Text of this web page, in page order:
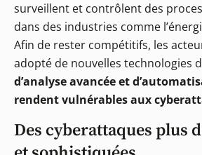
surveillent et contrôlent des
dans des industries comme
Afin de rester compétitifs, les
adopté de nouvelles technologies
d’analyse avancée et
rendent vulnérables aux
Des cyberattaques plus